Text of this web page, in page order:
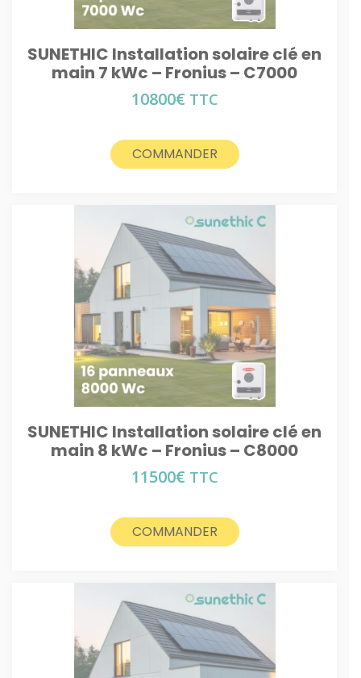
SUNETHIC Installation solaire clé en
main 7 kWc – Fronius – C7000
10800€ TTC
COMMANDER
SUNETHIC Installation solaire clé en
main 8 kWc – Fronius – C8000
11500€ TTC
COMMANDER